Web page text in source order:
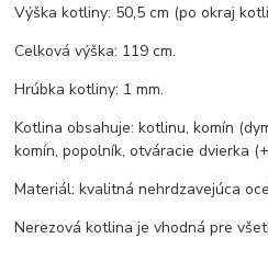
Výška kotliny: 50,5 cm (po okraj
Celková výška: 119 cm.
Hrúbka kotliny: 1 mm.
Kotlina obsahuje: kotlinu, komín
komín, popolník, otváracie dvierka
Materiál: kvalitná nehrdzavejúca
Nerezová kotlina je vhodná pre